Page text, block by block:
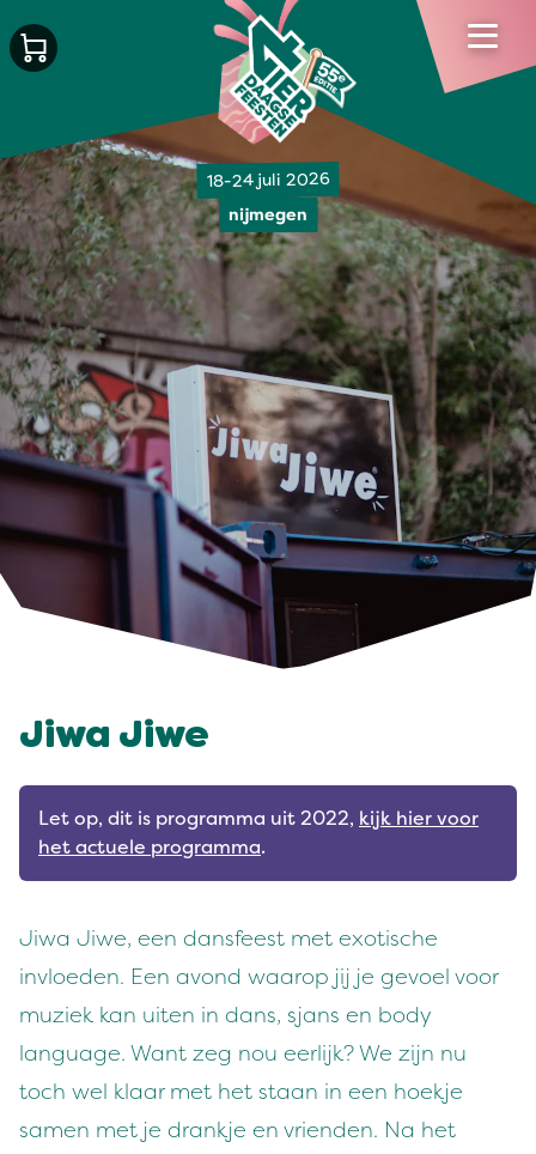
18-24 juli 2026
nijmegen
Jiwa Jiwe
Let op, dit is programma uit 2022, kijk hier voor
het actuele programma.
Jiwa Jiwe, een dansfeest met exotische
invloeden. Een avond waarop jij je gevoel voor
muziek kan uiten in dans, sjans en body
language. Want zeg nou eerlijk? We zijn nu
toch wel klaar met het staan in een hoekje
samen met je drankje en vrienden. Na het